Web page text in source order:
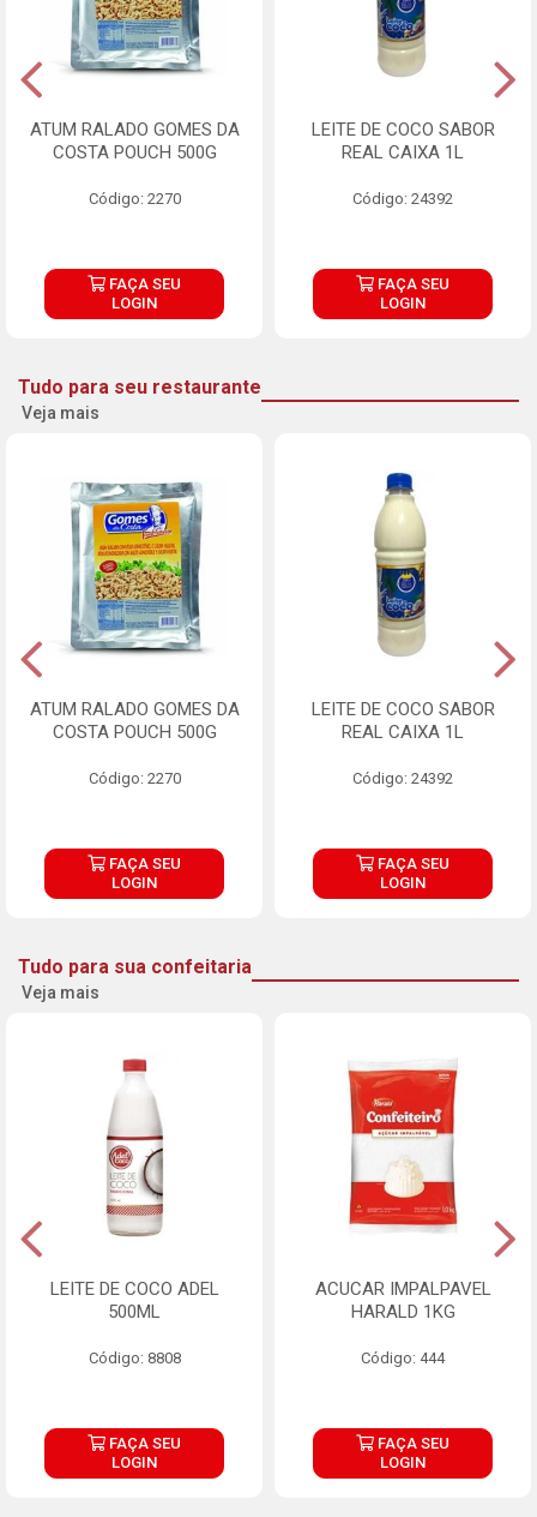
ATUM RALADO GOMES DA
COSTA POUCH 500G
Código: 2270
FAÇA SEU
LOGIN
LEITE DE COCO SABOR
REAL CAIXA 1L
Código: 24392
FAÇA SEU
LOGIN
Tudo para seu restaurante
Veja mais
ATUM RALADO GOMES DA
COSTA POUCH 500G
Código: 2270
FAÇA SEU
LOGIN
LEITE DE COCO SABOR
REAL CAIXA 1L
Código: 24392
FAÇA SEU
LOGIN
Tudo para sua confeitaria
Veja mais
LEITE DE COCO ADEL
500ML
Código: 8808
FAÇA SEU
LOGIN
ACUCAR IMPALPAVEL
HARALD 1KG
Código: 444
FAÇA SEU
LOGIN